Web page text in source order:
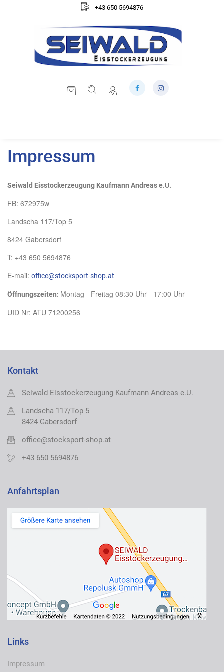
+43 650 5694876
Impressum
Seiwald Eisstockerzeugung Kaufmann Andreas e.U.
FB: 672975w
Landscha 117/Top 5
8424 Gabersdorf
T: +43 650 5694876
E-mail: office@stocksport-shop.at
Öffnungszeiten: Montag - Freitag 08:30 Uhr - 17:00 Uhr
UID Nr: ATU 71200256
Kontakt
Seiwald Eisstockerzeugung Kaufmann Andreas e.U.
Landscha 117/Top 5
8424 Gabersdorf
office@stocksport-shop.at
+43 650 5694876
Anfahrtsplan
Links
Impressum